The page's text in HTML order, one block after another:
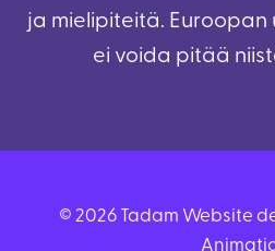
ja mielipiteitä. Euroopan
ei voida pitää
© 2026 Tadam Website